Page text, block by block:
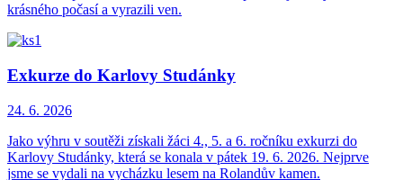
krásného počasí a vyrazili ven.
Exkurze do Karlovy Studánky
24. 6. 2026
Jako výhru v soutěži získali žáci 4., 5. a 6. ročníku exkurzi do
Karlovy Studánky, která se konala v pátek 19. 6. 2026. Nejprve
jsme se vydali na vycházku lesem na Rolandův kamen.